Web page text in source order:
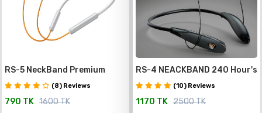
RS-5 NeckBand Premium
Quality with magnetic on/of
and ENC
(8) Reviews
790 TK 1600 TK
RS-4 NEACKBAND 240 Hour's
Charging Backup with 5 Voice
Change
(10) Reviews
1170 TK 2500 TK